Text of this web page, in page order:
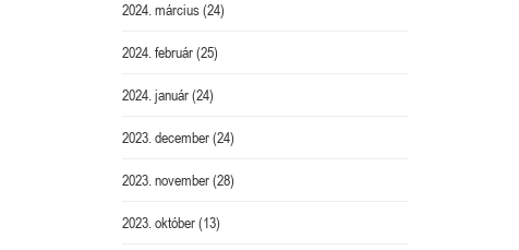
2024. március(24)
2024. február(25)
2024. január(24)
2023. december(24)
2023. november(28)
2023. október(13)